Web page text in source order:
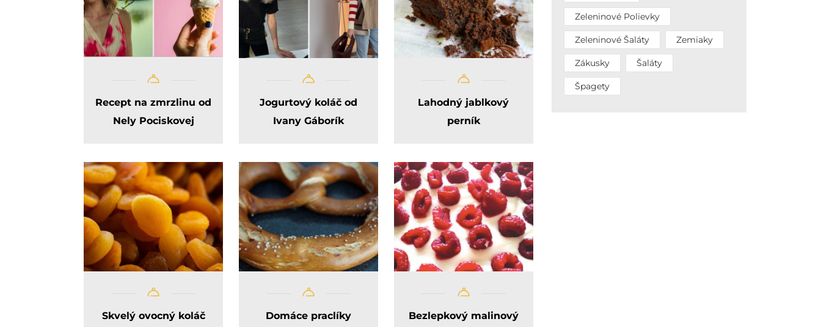
Recept na zmrzlinu od
Nely Pociskovej
Jogurtový koláč od
Ivany Gáborík
Lahodný jablkový
perník
Skvelý ovocný koláč
Domáce praclíky
Bezlepkový malinový
Zeleninové Polievky
Zeleninové Šaláty Zemiaky
Zákusky Šaláty
Špagety